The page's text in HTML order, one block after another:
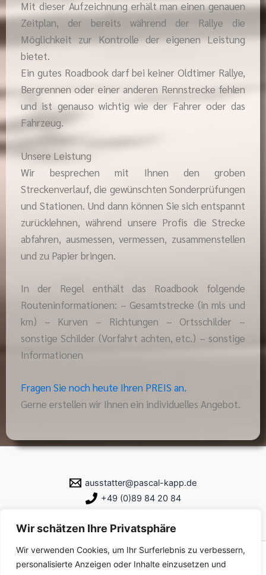
Wir schätzen Ihre Privatsphäre
Wir verwenden Cookies, um Ihr Surferlebnis zu verbessern,
personalisierte Anzeigen oder Inhalte einzusetzen und
Mit dieser Aufzeichnung erhält man einen genauen
Zeitplan, der bereits während der Rallye die
Möglichkeit zur Kontrolle der eigenen Leistung
bietet.
Ein gutes Roadbook darf bei keiner Oldtimer Rallye,
Bergrennen oder einer anderen Rennstrecke fehlen
und ist genauso wichtig wie der Fahrer oder das
Fahrzeug.
Unsere Leistung
Wir besprechen mit Ihnen den groben
Streckenverlauf, die gewünschten Sonderprüfungen
und Stationen. Und dann können Sie sich entspannt
zurücklehnen, während unsere Profis die Strecke
abfahren, ausmessen, vermessen, zusammenstellen
und zu Papier bringen.
In der Regel enthält das Roadbook folgende
Routeninformationen: – Gesamtstrecke (in mls und
km) – Kurven – Richtungen – Ortsschilder –
sonstige Schilder (Vorfahrt achten, etc.) – sonstige
Informationen
Fragen Sie noch heute Ihren PREIS an.
Gerne erstellen wir Ihnen ein individuelles Angebot.
ausstatter@pascal-kapp.de
+49 (0)89 84 20 84
Copyright © 2026 Rallye-Ausstatter | Powered by Rallye-